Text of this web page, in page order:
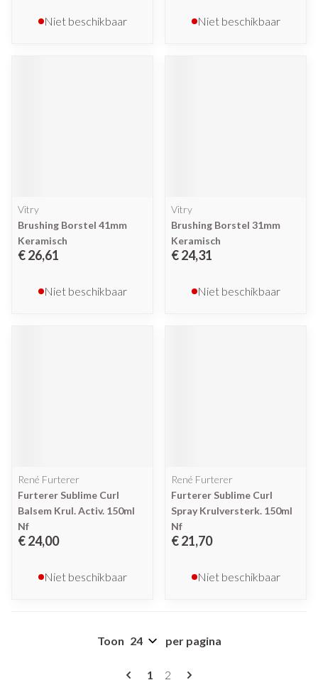
Niet beschikbaar Niet beschikbaar
Vitry
Brushing Borstel 41mm
Keramisch
€ 26,61
Niet beschikbaar
Vitry
Brushing Borstel 31mm
Keramisch
€ 24,31
Niet beschikbaar
René Furterer
Furterer Sublime Curl
Balsem Krul. Activ. 150ml
Nf
€ 24,00
Niet beschikbaar
René Furterer
Furterer Sublime Curl
Spray Krulversterk. 150ml
Nf
€ 21,70
Niet beschikbaar
Pagina's
U lees momenteel pagina
1 Pagina
2
Toon per pagina